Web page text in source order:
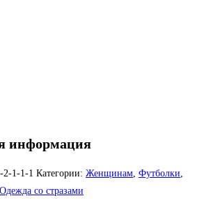
информация
2-1-1-1 Категории: Женщинам, Футболки,
Одежда со стразами